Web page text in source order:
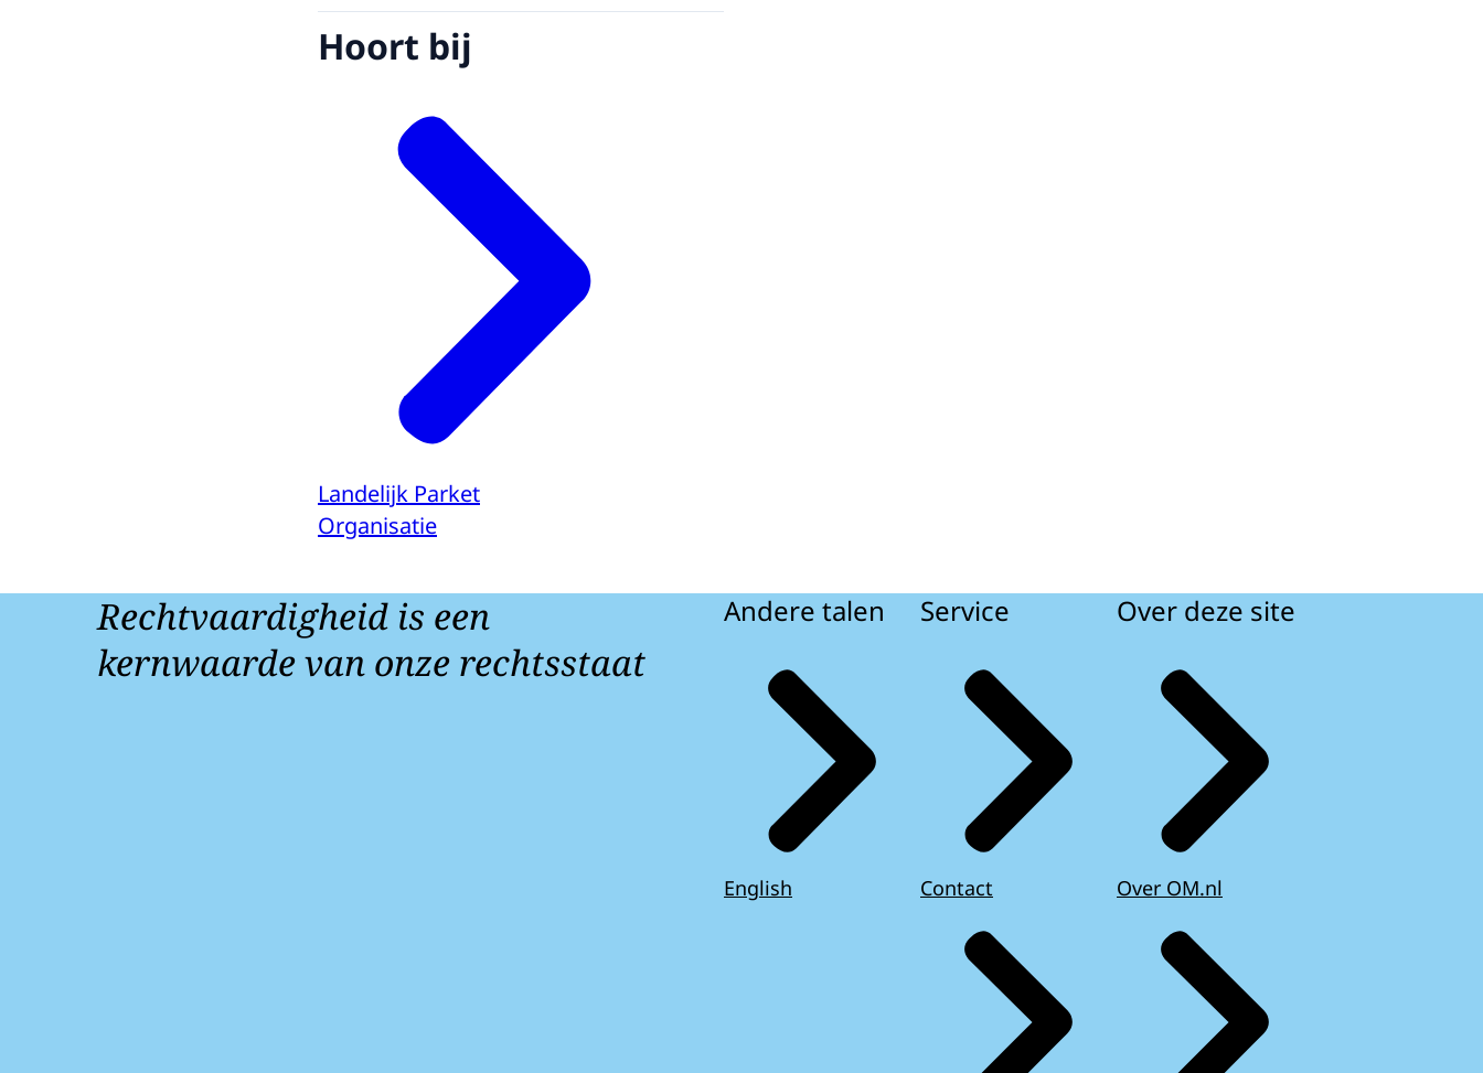
Hoort bij
Landelijk Parket
Organisatie
Rechtvaardigheid is een
kernwaarde van onze rechtsstaat
Andere talen
English
Service
Contact
Over deze site
Over OM.nl